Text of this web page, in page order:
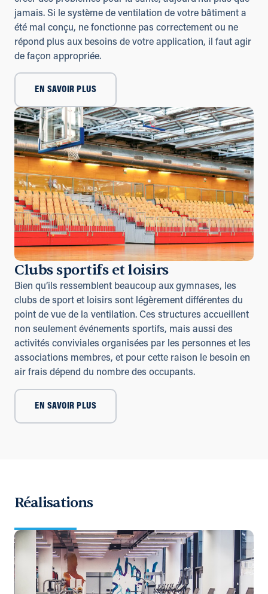
jamais. Si le système de ventilation de votre bâtiment a
été mal conçu, ne fonctionne pas correctement ou ne
répond plus aux besoins de votre application, il faut agir
de façon appropriée.
EN SAVOIR PLUS
Clubs sportifs et loisirs
Bien qu’ils ressemblent beaucoup aux gymnases, les
clubs de sport et loisirs sont légèrement différentes du
point de vue de la ventilation. Ces structures accueillent
non seulement événements sportifs, mais aussi des
activités conviviales organisées par les personnes et les
associations membres, et pour cette raison le besoin en
air frais dépend du nombre des occupants.
EN SAVOIR PLUS
Réalisations